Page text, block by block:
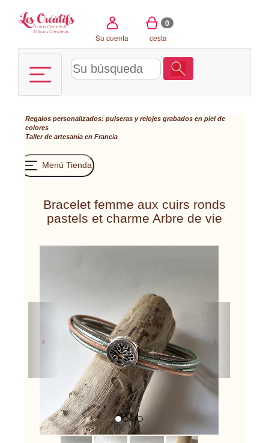
Su cuenta
0
cesta
Regalos personalizados: pulseras y relojes grabados en piel de
colores
Taller de artesanía en Francia
Menú Tienda
Bracelet femme aux cuirs ronds
pastels et charme Arbre de vie